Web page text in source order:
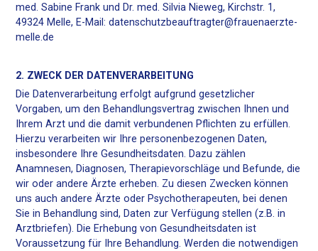
med. Sabine Frank und Dr. med. Silvia Nieweg, Kirchstr. 1,
49324 Melle, E-Mail: datenschutzbeauftragter@frauenaerzte-
melle.de
2. ZWECK DER DATENVERARBEITUNG
Die Datenverarbeitung erfolgt aufgrund gesetzlicher
Vorgaben, um den Behandlungsvertrag zwischen Ihnen und
Ihrem Arzt und die damit verbundenen Pflichten zu erfüllen.
Hierzu verarbeiten wir Ihre personenbezogenen Daten,
insbesondere Ihre Gesundheitsdaten. Dazu zählen
Anamnesen, Diagnosen, Therapievorschläge und Befunde, die
wir oder andere Ärzte erheben. Zu diesen Zwecken können
uns auch andere Ärzte oder Psychotherapeuten, bei denen
Sie in Behandlung sind, Daten zur Verfügung stellen (z.B. in
Arztbriefen). Die Erhebung von Gesundheitsdaten ist
Voraussetzung für Ihre Behandlung. Werden die notwendigen